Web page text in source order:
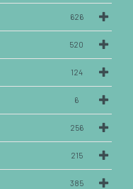
626
520
124
6
256
215
385